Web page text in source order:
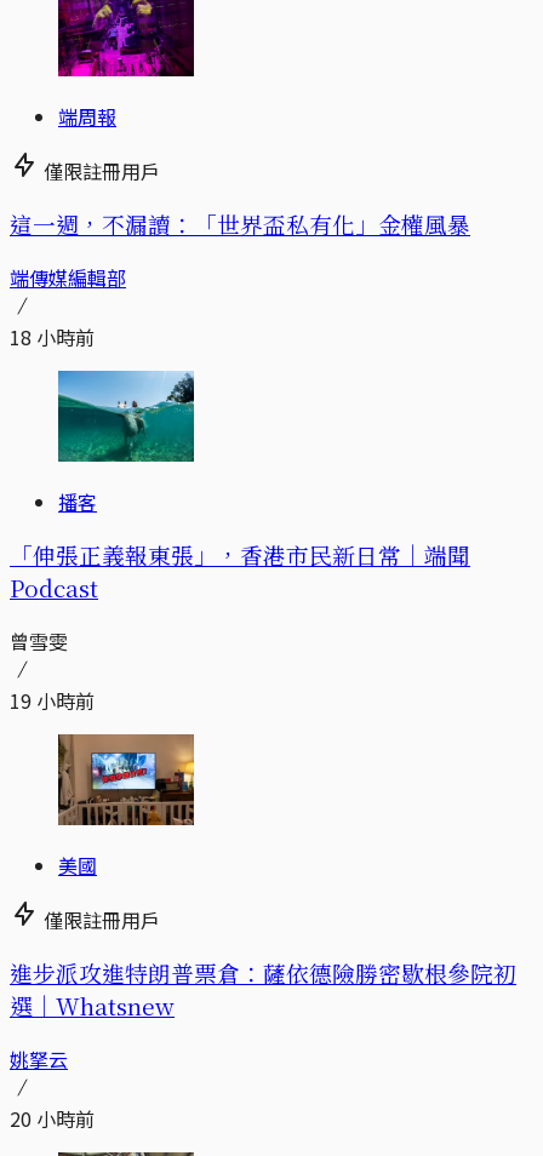
端周報
僅限註冊用戶
這一週，不漏讀：「世界盃私有化」金權風暴
端傳媒編輯部
18 小時前
播客
「伸張正義報東張」，香港市民新日常｜端聞
Podcast
曾雪雯
19 小時前
美國
僅限註冊用戶
進步派攻進特朗普票倉：薩依德險勝密歇根參院初
選｜Whatsnew
姚拏云
20 小時前